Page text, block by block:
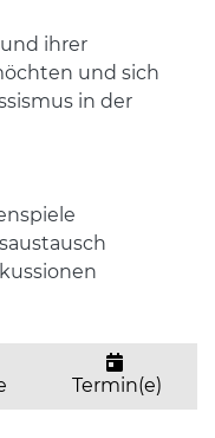
ihrer
und sich
in der
Termin(e)